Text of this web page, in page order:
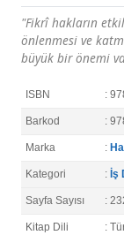
"Fikrî hakların
önlenmesi ve
büyük bir önemi
ISBN :
Barkod :
Marka :
Kategori : İş
Sayfa Sayısı :
Kitap Dili :